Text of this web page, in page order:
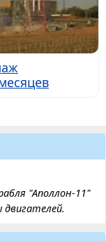
"Аполлон-11"
двигателей.